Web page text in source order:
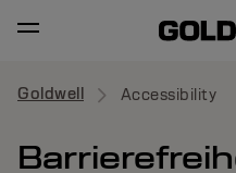
Goldwell Accessibility